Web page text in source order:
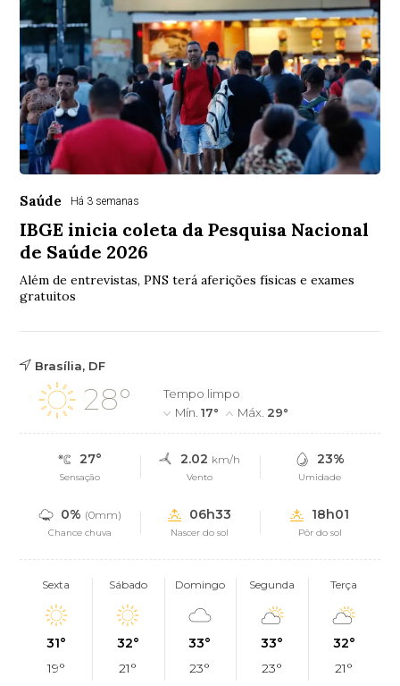
Saúde Há 3 semanas
IBGE inicia coleta da Pesquisa Nacional
de Saúde 2026
Além de entrevistas, PNS terá aferições físicas e exames
gratuitos
Brasília, DF
28°
Tempo limpo
Mín.17° Máx. 29°
27°
Sensação
2.02 km/h
Vento
23%
Umidade
0% (0mm)
Chance chuva
06h33
Nascer do sol
18h01
Pôr do sol
Sexta
31°
19°
Sábado
32°
21°
Domingo
33°
23°
Segunda
33°
23°
Terça
32°
21°